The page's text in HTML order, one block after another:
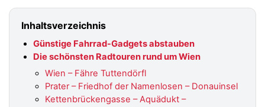
Inhaltsverzeichnis
Günstige Fahrrad-Gadgets abstauben
Die schönsten Radtouren rund um Wien
Wien – Fähre Tuttendörfl
Prater – Friedhof der Namenlosen – Donauinsel
Kettenbrückengasse – Aquädukt –